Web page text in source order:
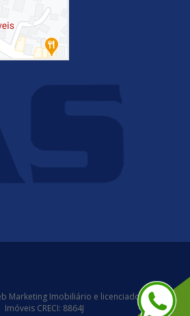
Marketing Imobiliário e licenciado para AS
Imóveis CRECI: 8864J